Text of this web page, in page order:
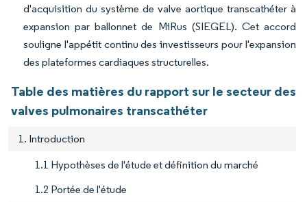
d'acquisition du système de valve aortique transcathéter à
expansion par ballonnet de MiRus (SIEGEL). Cet accord
souligne l'appétit continu des investisseurs pour l'expansion
des plateformes cardiaques structurelles.
Table des matières du rapport sur le secteur des
valves pulmonaires transcathéter
1. Introduction
1.1 Hypothèses de l'étude et définition du marché
1.2 Portée de l'étude